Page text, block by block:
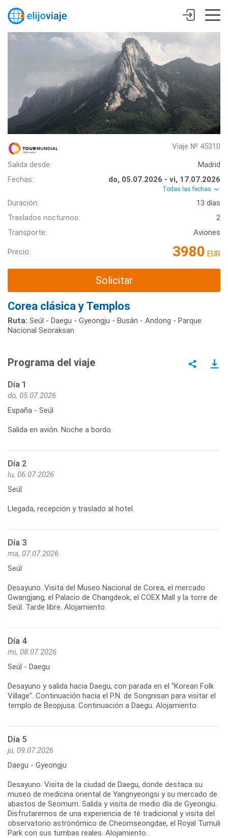
Viaje № 45310
Salida desde:
Madrid
Fechas:
do, 05.07.2026 - vi, 17.07.2026
Todas las fechas
Duración:
13 días
Traslados nocturnos:
2
Transporte:
Aviones
Precio: 3980 EUR
Solicitar
Corea clásica y Templos
Ruta: Seúl - Daegu - Gyeongju - Busán - Andong - Parque
Nacional Seoraksan
Programa del viaje
Día 1
do, 05.07.2026
España - Seúl
Salida en avión. Noche a bordo.
Día 2
lu, 06.07.2026
Seúl
Llegada, recepción y traslado al hotel.
Día 3
ma, 07.07.2026
Seúl
Desayuno. Visita del Museo Nacional de Corea, el mercado
Gwangjang, el Palacio de Changdeok, el COEX Mall y la torre de
Seúl. Tarde libre. Alojamiento.
Día 4
mi, 08.07.2026
Seúl - Daegu
Desayuno y salida hacia Daegu, con parada en el “Korean Folk
Village”. Continuación hacia el P.N. de Songnisan para visitar el
templo de Beopjusa. Continuación a Daegu. Alojamiento.
Día 5
ju, 09.07.2026
Daegu - Gyeongju
Desayuno. Visita de la ciudad de Daegu, donde destaca su
museo de medicina oriental de Yangnyeongsi y su mercado de
abastos de Seomum. Salida y visita de medio día de Gyeongiu.
Disfrutaremos de una experiencia de té tradicional y visita del
observatorio astronómico de Cheomseongdae, el Royal Tumuli
Park con sus tumbas reales. Alojamiento.